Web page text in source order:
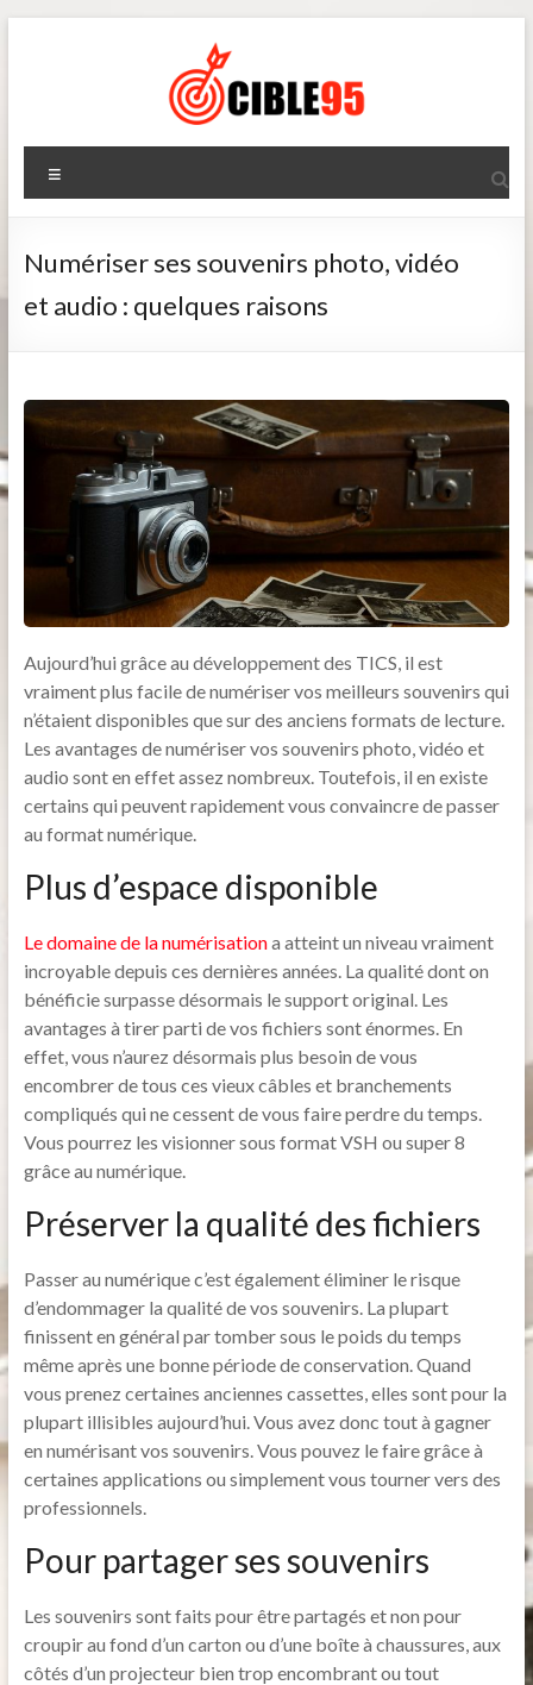
Cible95
Numériser ses souvenirs photo, vidéo
et audio : quelques raisons
Aujourd’hui grâce au développement des TICS, il est
vraiment plus facile de numériser vos meilleurs souvenirs qui
n’étaient disponibles que sur des anciens formats de lecture.
Les avantages de numériser vos souvenirs photo, vidéo et
audio sont en effet assez nombreux. Toutefois, il en existe
certains qui peuvent rapidement vous convaincre de passer
au format numérique.
Plus d’espace disponible
Le domaine de la numérisationa atteint un niveau vraiment
incroyable depuis ces dernières années. La qualité dont on
bénéficie surpasse désormais le support original. Les
avantages à tirer parti de vos fichiers sont énormes. En
effet, vous n’aurez désormais plus besoin de vous
encombrer de tous ces vieux câbles et branchements
compliqués qui ne cessent de vous faire perdre du temps.
Vous pourrez les visionner sous format VSH ou super 8
grâce au numérique.
Préserver la qualité des fichiers
Passer au numérique c’est également éliminer le risque
d’endommager la qualité de vos souvenirs. La plupart
finissent en général par tomber sous le poids du temps
même après une bonne période de conservation. Quand
vous prenez certaines anciennes cassettes, elles sont pour la
plupart illisibles aujourd’hui. Vous avez donc tout à gagner
en numérisant vos souvenirs. Vous pouvez le faire grâce à
certaines applications ou simplement vous tourner vers des
professionnels.
Pour partager ses souvenirs
Les souvenirs sont faits pour être partagés et non pour
croupir au fond d’un carton ou d’une boîte à chaussures, aux
côtés d’un projecteur bien trop encombrant ou tout